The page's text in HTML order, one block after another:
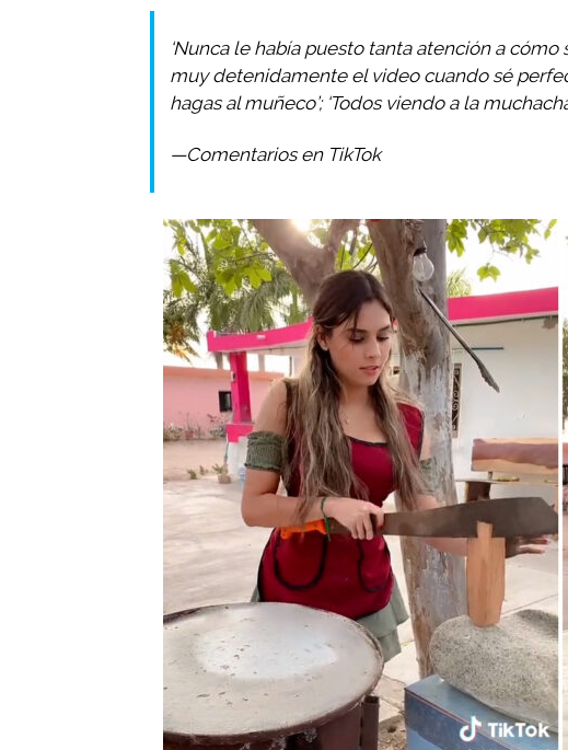
‘Nunca le había puesto tanta atención a cómo
muy detenidamente el video cuando sé
hagas al muñeco’; ‘Todos viendo a la
—Comentarios en TikTok